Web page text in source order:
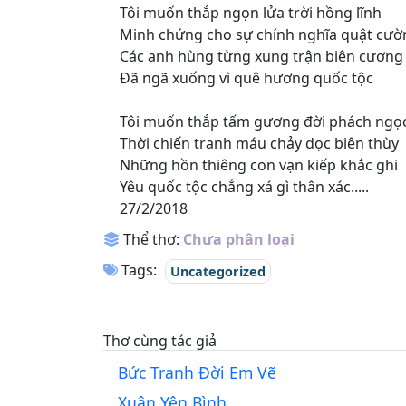
Tôi muốn thắp ngọn lửa trời hồng lĩnh
Minh chứng cho sự chính nghĩa quật
Các anh hùng từng xung trận biên cương
Đã ngã xuống vì quê hương quốc tộc
Tôi muốn thắp tấm gương đời phách
Thời chiến tranh máu chảy dọc biên thùy
Những hồn thiêng con vạn kiếp khắc ghi
Yêu quốc tộc chẳng xá gì thân xác.....
27/2/2018
Thể thơ: Chưa phân loại
Tags:
Uncategorized
Thơ cùng tác giả
Bức Tranh Đời Em Vẽ